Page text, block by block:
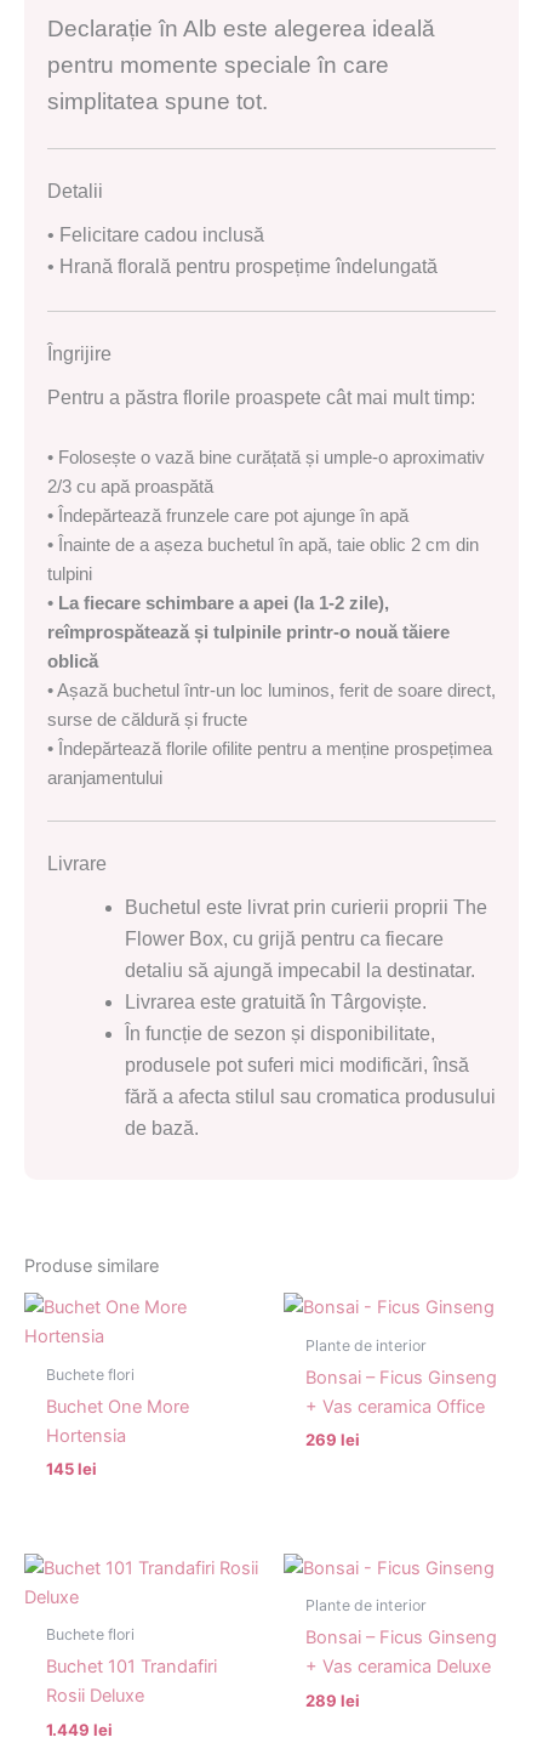
Declarație în Alb este alegerea ideală
pentru momente speciale în care
simplitatea spune tot.
Detalii
• Felicitare cadou inclusă
• Hrană florală pentru prospețime îndelungată
Îngrijire
Pentru a păstra florile proaspete cât mai mult timp:
• Folosește o vază bine curățată și umple-o aproximativ
2/3 cu apă proaspătă
• Îndepărtează frunzele care pot ajunge în apă
• Înainte de a așeza buchetul în apă, taie oblic 2 cm din
tulpini
• La fiecare schimbare a apei (la 1-2 zile),
reîmprospătează și tulpinile printr-o nouă tăiere
oblică
• Așază buchetul într-un loc luminos, ferit de soare direct,
surse de căldură și fructe
• Îndepărtează florile ofilite pentru a menține prospețimea
aranjamentului
Livrare
Buchetul este livrat prin curierii proprii The
Flower Box, cu grijă pentru ca fiecare
detaliu să ajungă impecabil la destinatar.
Livrarea este gratuită în Târgoviște.
În funcție de sezon și disponibilitate,
produsele pot suferi mici modificări, însă
fără a afecta stilul sau cromatica produsului
de bază.
Produse similare
Buchete flori
Buchet One More
Hortensia
145 lei
Plante de interior
Bonsai – Ficus Ginseng
+ Vas ceramica Office
269 lei
Buchete flori
Buchet 101 Trandafiri
Rosii Deluxe
1.449 lei
Plante de interior
Bonsai – Ficus Ginseng
+ Vas ceramica Deluxe
289 lei